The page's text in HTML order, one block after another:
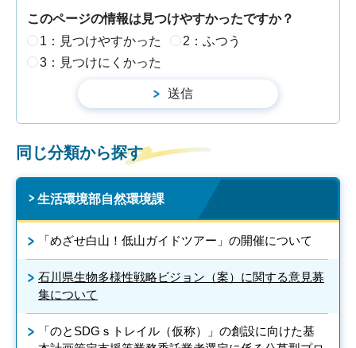
このページの情報は見つけやすかったですか？
1：見つけやすかった
2：ふつう
3：見つけにくかった
同じ分類から探す
生活環境部自然環境課
「めざせ白山！低山ガイドツアー」の開催について
石川県生物多様性戦略ビジョン（案）に関する意見募
集について
「のとSDGｓトレイル（仮称）」の創設に向けた基